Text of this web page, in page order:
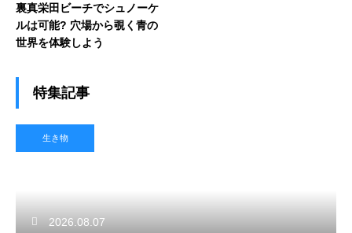
裏真栄田ビーチでシュノーケ
ルは可能? 穴場から覗く青の
世界を体験しよう
特集記事
生き物
2026.08.07